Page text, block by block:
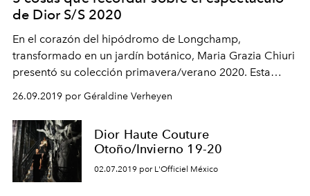
de Dior S/S 2020
En el corazón del hipódromo de Longchamp,
transformado en un jardín botánico, Maria Grazia Chiuri
presentó su colección primavera/verano 2020. Esta
temporada, la diseñadora, quería sensibilizar a la
industria de la moda sobre la emergencia climática.
26.09.2019 por Géraldine Verheyen
Dior Haute Couture
Otoño/Invierno 19-20
02.07.2019 por L'Officiel México